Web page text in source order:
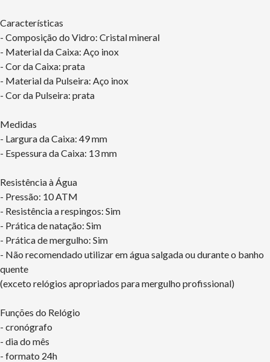
Características
- Composição do Vidro: Cristal mineral
- Material da Caixa: Aço inox
- Cor da Caixa: prata
- Material da Pulseira: Aço inox
- Cor da Pulseira: prata
Medidas
- Largura da Caixa: 49 mm
- Espessura da Caixa: 13 mm
Resistência à Água
- Pressão: 10 ATM
- Resistência a respingos: Sim
- Prática de natação: Sim
- Prática de mergulho: Sim
- Não recomendado utilizar em água salgada ou durante o banho
quente
(exceto relógios apropriados para mergulho profissional)
Funções do Relógio
- cronógrafo
- dia do mês
- formato 24h